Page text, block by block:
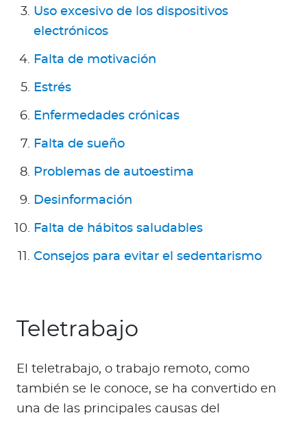
Uso excesivo de los dispositivos
electrónicos
Falta de motivación
Estrés
Enfermedades crónicas
Falta de sueño
Problemas de autoestima
Desinformación
Falta de hábitos saludables
Consejos para evitar el sedentarismo
Teletrabajo
El teletrabajo, o trabajo remoto, como
también se le conoce, se ha convertido en
una de las principales causas del